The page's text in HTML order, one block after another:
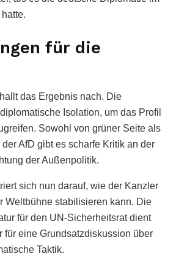
für die
das Ergebnis nach. Die
Isolation, um das Profil
Sowohl von grüner Seite als
AfD gibt es scharfe Kritik an der
der Außenpolitik.
sich nun darauf, wie der Kanzler
Weltbühne stabilisieren kann. Die
für den UN-Sicherheitsrat dient
für eine Grundsatzdiskussion über
Taktik.